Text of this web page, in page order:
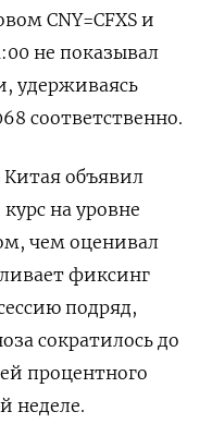
CNY=CFXS и
не показывал
удерживаясь
соответственно.
объявил
на уровне
чем оценивал
фиксинг
подряд,
сократилось до
процентного
неделе.